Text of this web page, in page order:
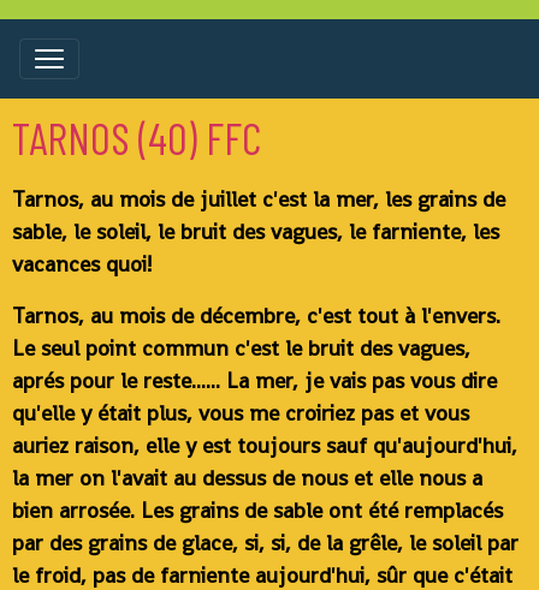
TARNOS (40) FFC
Tarnos, au mois de juillet c'est la mer, les grains de
sable, le soleil, le bruit des vagues, le farniente, les
vacances quoi!
Tarnos, au mois de décembre, c'est tout à l'envers.
Le seul point commun c'est le bruit des vagues,
aprés pour le reste...... La mer, je vais pas vous dire
qu'elle y était plus, vous me croiriez pas et vous
auriez raison, elle y est toujours sauf qu'aujourd'hui,
la mer on l'avait au dessus de nous et elle nous a
bien arrosée. Les grains de sable ont été remplacés
par des grains de glace, si, si, de la grêle, le soleil par
le froid, pas de farniente aujourd'hui, sûr que c'était